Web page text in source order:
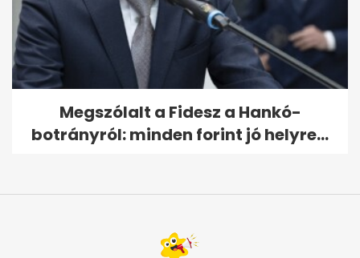
Megszólalt a Fidesz a Hankó-
botrányról: minden forint jó helyre...